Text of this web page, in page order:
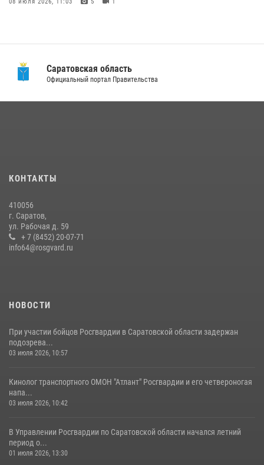
В Саратовской области при содействии спецназа Росгвардии
Росгвардии состоялся праздничный молебен, посвященный Дню
Крещения Руси
28 июля 2026, 13:25
05 августа 2026, 12:55
Саратовская область
Официальный портал Правительства
КОНТАКТЫ
410056
г. Саратов,
ул. Рабочая д. 59
+ 7 (8452) 20-07-71
info64@rosgvard.ru
НОВОСТИ
При участии бойцов Росгвардии в Саратовской области задержан
подозрева...
03 июля 2026, 10:57
Кинолог транспортного ОМОН "Атлант" Росгвардии и его четвероногая
напа...
03 июля 2026, 10:42
В Управлении Росгвардии по Саратовской области начался летний
период о...
01 июля 2026, 13:30